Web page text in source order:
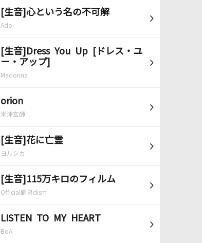
[生音]心という名の不可解
Ado
[生音]Dress You Up [ドレス・ユ
ー・アップ]
Madonna
orion
米津玄師
[生音]花に亡霊
ヨルシカ
[生音]115万キロのフィルム
Official髭男dism
LISTEN TO MY HEART
BoA